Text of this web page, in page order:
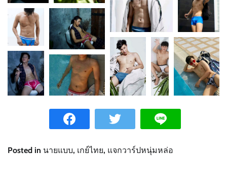
Posted in นายแบบ, เกย์ไทย, แจกวาร์ปหนุ่มหล่อ